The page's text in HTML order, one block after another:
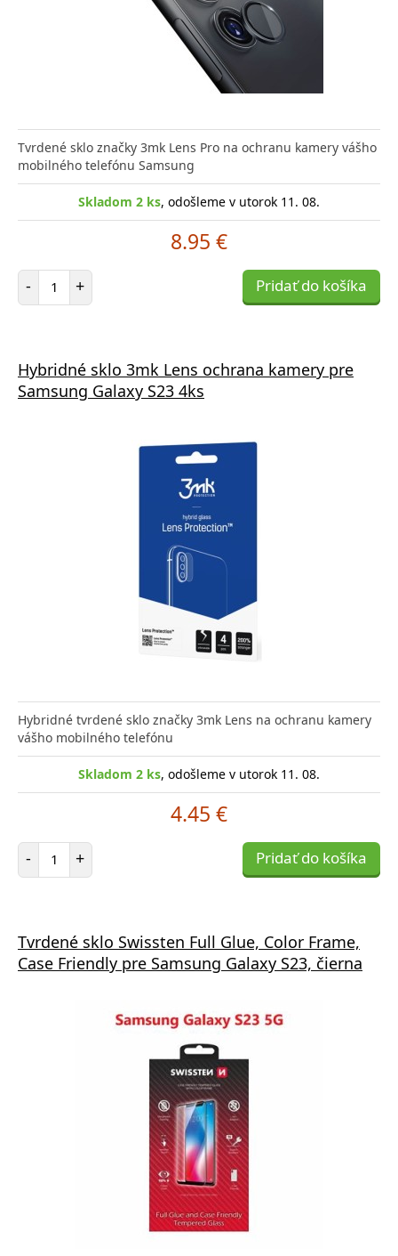
Tvrdené sklo značky 3mk Lens Pro na ochranu kamery vášho
mobilného telefónu Samsung
Skladom 2 ks, odošleme v utorok 11. 08.
8.95 €
- Počet položiek
+ Pridať do košíka
Hybridné sklo 3mk Lens ochrana kamery pre
Samsung Galaxy S23 4ks
Hybridné tvrdené sklo značky 3mk Lens na ochranu kamery
vášho mobilného telefónu
Skladom 2 ks, odošleme v utorok 11. 08.
4.45 €
- Počet položiek
+ Pridať do košíka
Tvrdené sklo Swissten Full Glue, Color Frame,
Case Friendly pre Samsung Galaxy S23, čierna